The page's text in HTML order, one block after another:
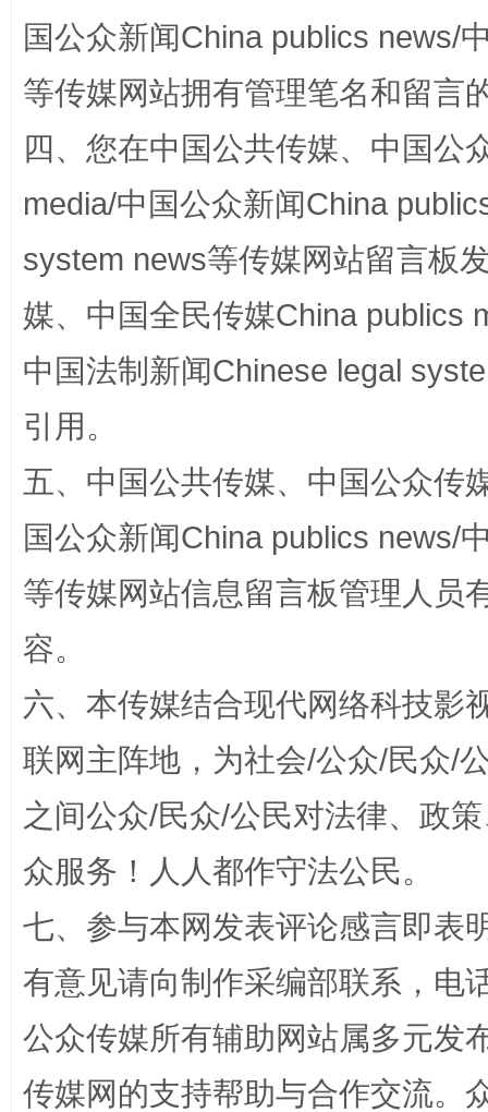
漫山遍野的桃花与雪山、麦地、白藏房 除
这是一记警钟！ 谢
国公众新闻China publics news/
等传媒网站拥有管理笔名和留言
四、您在中国公共传媒、中国公
media/中国公众新闻China
system news等传媒网站留言板
媒、中国全民传媒China publics
中国法制新闻Chinese legal
引用。
五、中国公共传媒、中国公众传
国公众新闻China publics news/
等传媒网站信息留言板管理人员
容。
六、本传媒结合现代网络科技影
联网主阵地，为社会/公众/民众/
之间公众/民众/公民对法律、政
众服务！人人都作守法公民。
七、参与本网发表评论感言即表
有意见请向制作采编部联系，电
公众传媒所有辅助网站属多元发
传媒网的支持帮助与合作交流。